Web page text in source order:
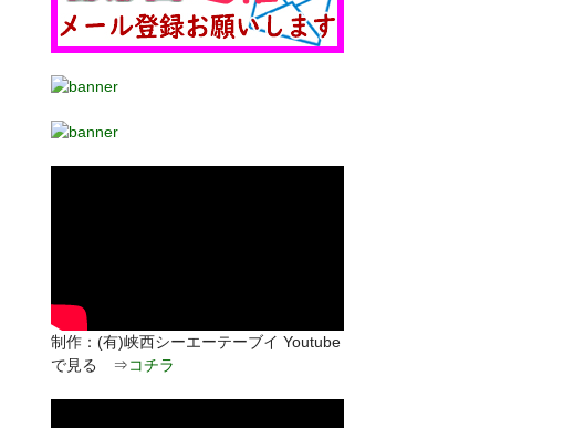
制作：(有)峡西シーエーテーブイ Youtube
で見る ⇒コチラ